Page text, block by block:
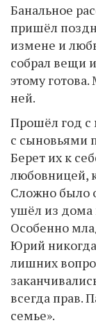
Банальное
пришёл
измене и
собрал вещи
этому
ней.
Прошёл год с
с сыновьями
Берет их к
любовницей,
Сложно было
ушёл из дома
Особенно
Юрий
лишних
всегда прав.
семье».